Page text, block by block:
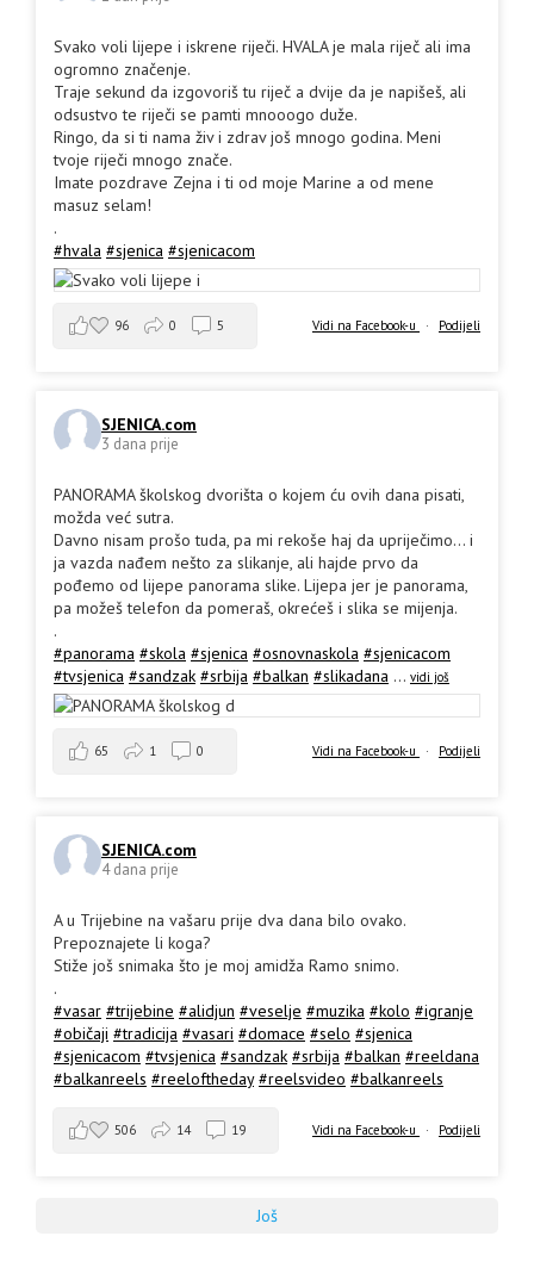
Svako voli lijepe i iskrene riječi. HVALA je mala riječ ali ima
ogromno značenje.
Traje sekund da izgovoriš tu riječ a dvije da je napišeš, ali
odsustvo te riječi se pamti mnooogo duže.
Ringo, da si ti nama živ i zdrav još mnogo godina. Meni
tvoje riječi mnogo znače.
Imate pozdrave Zejna i ti od moje Marine a od mene
masuz selam!
.
#hvala #sjenica #sjenicacom
Vidi na Facebook-u · Podijeli
96 0 5
SJENICA.com
3 dana prije
PANORAMA školskog dvorišta o kojem ću ovih dana pisati,
možda već sutra.
Davno nisam prošo tuda, pa mi rekoše haj da upriječimo... i
ja vazda nađem nešto za slikanje, ali hajde prvo da
pođemo od lijepe panorama slike. Lijepa jer je panorama,
pa možeš telefon da pomeraš, okrećeš i slika se mijenja.
.
#panorama #skola #sjenica #osnovnaskola #sjenicacom
#tvsjenica #sandzak #srbija #balkan #slikadana ... vidi još
Vidi na Facebook-u · Podijeli
65 1 0
SJENICA.com
4 dana prije
A u Trijebine na vašaru prije dva dana bilo ovako.
Prepoznajete li koga?
Stiže još snimaka što je moj amidža Ramo snimo.
.
#vasar #trijebine #alidjun #veselje #muzika #kolo #igranje
#običaji #tradicija #vasari #domace #selo #sjenica
#sjenicacom #tvsjenica #sandzak #srbija #balkan #reeldana
#balkanreels #reeloftheday #reelsvideo #balkanreels
Vidi na Facebook-u · Podijeli
506 14 19
Još